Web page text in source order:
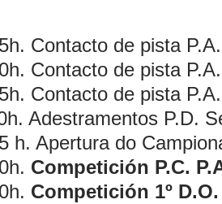
Contacto de pista
Contacto de pista
Contacto de pista
Adestramentos P.D.
h. Apertura do
Competición P.C.
Competición 1º